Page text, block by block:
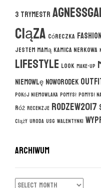
3 trymestr
ciąza córeczka fashion
jestem mamą kamica nerkowa
lifestyle look make-up
niemowlęnoworodek
pokój niemowlaka pomysł pomysł
róż recenzje rodzew2017
ciąży uroda usg walentynki
ARCHIWUM
ARCHIWUM